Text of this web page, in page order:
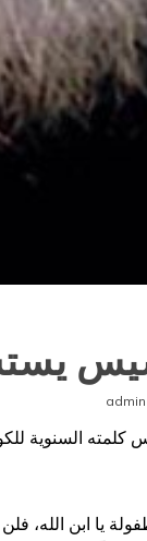
admin
يا ابن الله،